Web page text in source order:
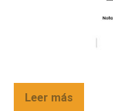
Leer más